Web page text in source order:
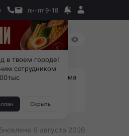
пн-пт 9-18
на Авито, дома
ни склада, зато
тыс. чистыми
↓
6 августа 2026
в твоем городе!
сотрудником
Скрыть